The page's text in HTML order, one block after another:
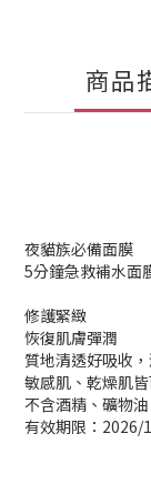
商品
夜貓族必備面膜
5分鐘急救補水面
修護緊緻
恢復肌膚彈潤
質地清透好吸收
敏感肌、乾燥肌
不含酒精、礦物
有效期限：2026/